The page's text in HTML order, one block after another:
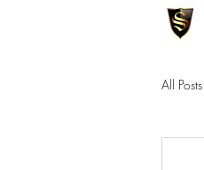
All Posts